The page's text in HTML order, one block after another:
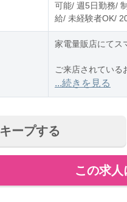
可能/ 週5日勤務/
給/ 未経験者OK/
家電量販店にてス
ご来店されている
現在の料金プラ
...続きを見る
キープする
この求人